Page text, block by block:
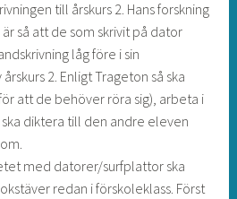
till årskurs 2. Hans forskning
så att de som skrivit på dator
låg före i sin
2. Enligt Trageton så ska
att de behöver röra sig), arbeta i
diktera till den andre eleven
med datorer/surfplattor ska
redan i förskoleklass. Först